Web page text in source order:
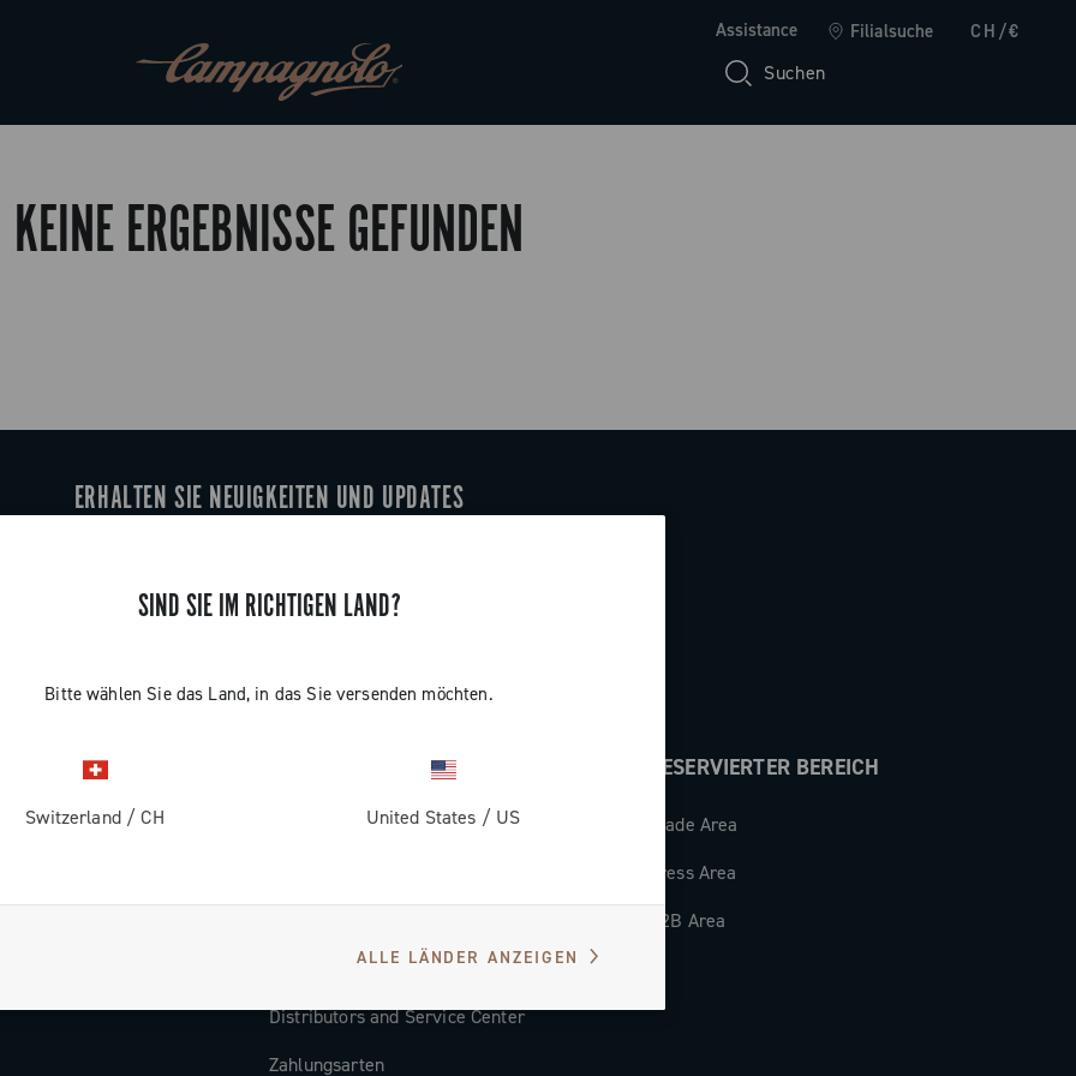
Assistance Filialsuche CH/€
Suchen
SIND SIE IM RICHTIGEN LAND?
Bitte wählen Sie das Land, in das Sie versenden möchten.
Switzerland / CH United States / US
ALLE LÄNDER ANZEIGEN
KEINE ERGEBNISSE GEFUNDEN
ERHALTEN SIE NEUIGKEITEN UND UPDATES
Kontaktieren Sie uns
Distributors and Service Center
Zahlungsarten
RESERVIERTER BEREICH
Trade Area
Press Area
B2B Area